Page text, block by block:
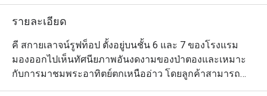
รายละเอียด
คี สกายเลาจน์รูฟท็อป ตั้งอยู่บนชั้น 6 และ 7 ของโรงแรม
มองออกไปเห็นทัศนียภาพอันงดงามของป่าตองและเหมาะ
กับการมาชมพระอาทิตย์ตกเหนืออ่าว โดยลูกค้าสามารถ
เดินจากถนนบางลาและหาดป่าตองที่มีชื่อเสียงได้สบายๆ